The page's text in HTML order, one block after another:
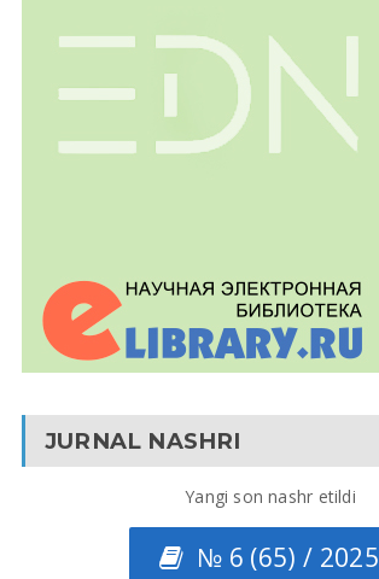
JURNAL NASHRI
Yangi son nashr etildi
№ 6 (65) / 2025